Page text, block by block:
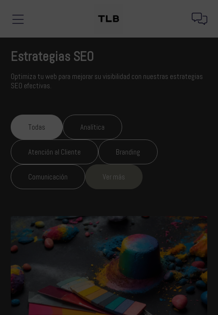
Estrategias SEO
Optimiza tu web para mejorar su visibilidad con nuestras estrategias
SEO efectivas.
Todas Analítica
Atención al Cliente Branding
Comunicación Ver más